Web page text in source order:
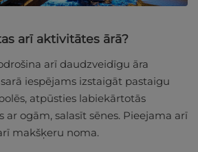
arī aktivitātes ārā?
arī daudzveidīgu āra
iespējams izstaigāt pastaigu
atpūsties labiekārtotās
ar ogām, salasīt sēnes. Pieejama arī
makšķeru noma.